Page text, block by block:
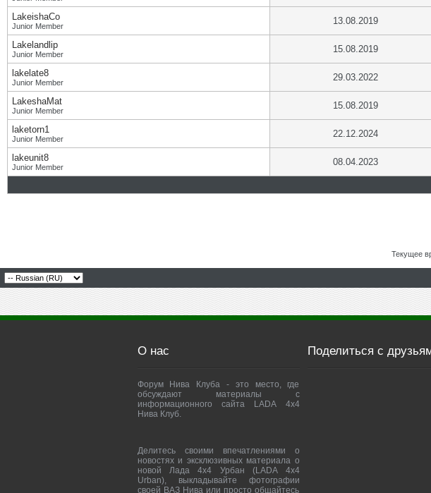
LakeishaCo
Junior Member 13.08.2019
Lakelandlip
Junior Member 15.08.2019
lakelate8
Junior Member 29.03.2022
LakeshaMat
Junior Member 15.08.2019
laketorn1
Junior Member 22.12.2024
lakeunit8
Junior Member 08.04.2023
Текущее
О нас
Форум Нива Клуба - это место, где
обсуждают материалы с
информационного сайта LADA 4x4
Нива Клуб.
Делитесь своими впечатлениями о
новостях и эксклюзивных материала о
новой Лада 4х4 Урбан (LADA 4x4
Urban), выкладывайте фотографии
своей ВАЗ Нива или просто общайтесь
Поделиться с